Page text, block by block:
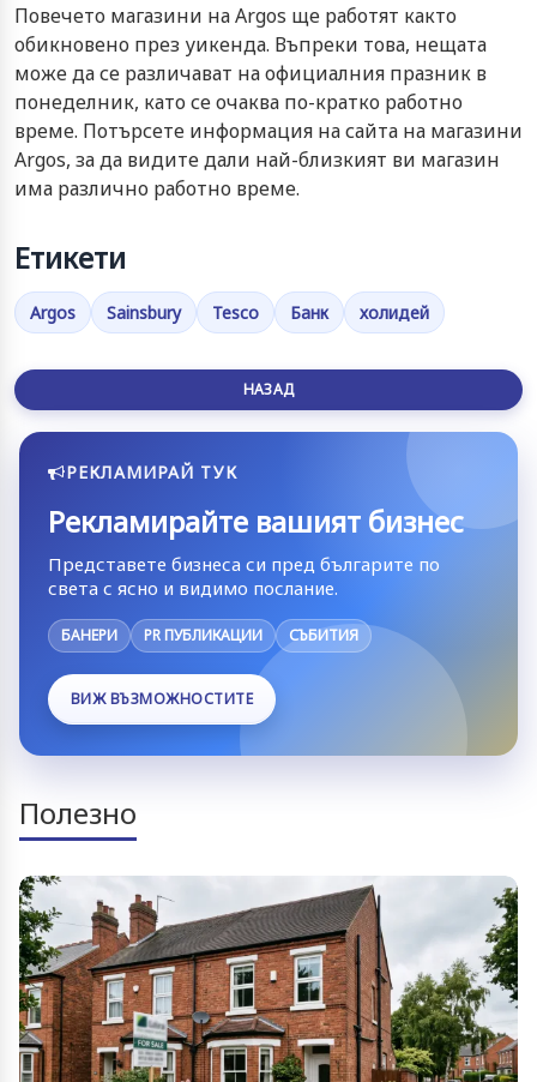
Повечето магазини на Argos ще работят както
обикновено през уикенда. Въпреки това, нещата
може да се различават на официалния празник в
понеделник, като се очаква по-кратко работно
време. Потърсете информация на сайта на магазини
Argos, за да видите дали най-близкият ви магазин
има различно работно време.
Етикети
Argos Sainsbury Tesco Банк холидей
НАЗАД
РЕКЛАМИРАЙ ТУК
Рекламирайте вашият бизнес
Представете бизнеса си пред българите по
света с ясно и видимо послание.
БАНЕРИ PR ПУБЛИКАЦИИ СЪБИТИЯ
ВИЖ ВЪЗМОЖНОСТИТЕ
Полезно